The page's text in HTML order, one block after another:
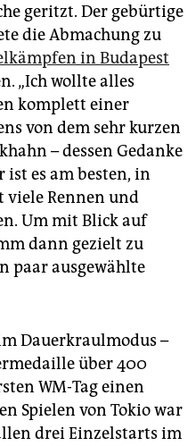
geritzt. Der gebürtige
die Abmachung zu
in Budapest
„Ich wollte alles
komplett einer
von dem sehr kurzen
– dessen Gedanke
ist es am besten, in
viele Rennen und
Um mit Blick auf
dann gezielt zu
paar ausgewählte
Dauerkraulmodus –
über 400
WM-Tag einen
Spielen von Tokio war
drei Einzelstarts im